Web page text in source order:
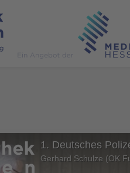
1. Deutsches
Gerhard Schulze (OK